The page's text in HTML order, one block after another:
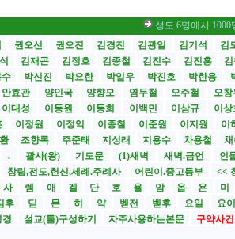
성도 6명에서 1000명으로
권오선 권오진 김경진 김광일 김기석 김
김재곤 김정호 김종철 김진수 김진흥
수 박신진 박요한 박일우 박진호 박한응
안효관 양인국 양향모 염두철 오주철 오창
이대성 이동원 이동희 이백민 이삼규 이상
이정원 이정익 이종철 이준원 이지원 이
조향록 주준태 지성래 지용수 차용철 채
. 괄사(왕) 기도문 (1)새벽 새벽.금언 인
창립,전도,헌신,세례.주례사 어린이.중고등부 <<
사 렘 애 겔 단 호 욜 암 옵 욘 미
후 딛 몬 히 약 벧전 벧후 요일 요이
경 설교(틀)구성하기 자주사용하는본문 구약사건